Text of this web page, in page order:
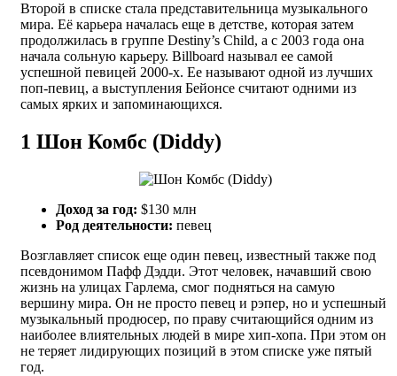
Второй в списке стала представительница музыкального
мира. Её карьера началась еще в детстве, которая затем
продолжилась в группе Destiny’s Child, а с 2003 года она
начала сольную карьеру. Billboard называл ее самой
успешной певицей 2000-х. Ее называют одной из лучших
поп-певиц, а выступления Бейонсе считают одними из
самых ярких и запоминающихся.
1 Шон Комбс (Diddy)
Доход за год: $130 млн
Род деятельности: певец
Возглавляет список еще один певец, известный также под
псевдонимом Пафф Дэдди. Этот человек, начавший свою
жизнь на улицах Гарлема, смог подняться на самую
вершину мира. Он не просто певец и рэпер, но и успешный
музыкальный продюсер, по праву считающийся одним из
наиболее влиятельных людей в мире хип-хопа. При этом он
не теряет лидирующих позиций в этом списке уже пятый
год.